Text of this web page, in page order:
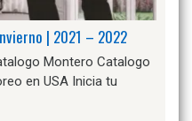
| 2021 – 2022
Montero Catalogo
en USA Inicia tu